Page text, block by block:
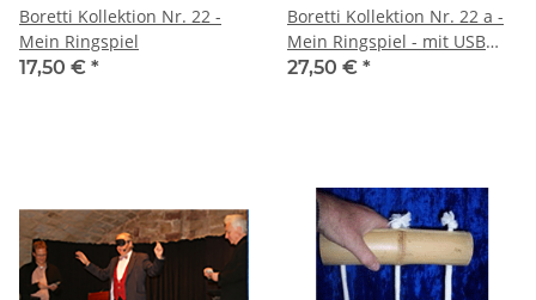
Boretti Kollektion Nr. 22 -
Mein Ringspiel
17,50 € *
Boretti Kollektion Nr. 22 a -
Mein Ringspiel - mit USB
Stick
27,50 € *